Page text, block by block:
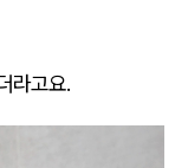
라고요.